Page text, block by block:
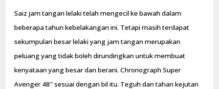
Saiz jam tangan lelaki telah mengecil ke bawah dalam
beberapa tahun kebelakangan ini. Tetapi masih terdapat
sekumpulan besar lelaki yang jam tangan merupakan
peluang yang tidak boleh dirundingkan untuk membuat
kenyataan yang besar dan berani. Chronograph Super
Avenger 48″ sesuai dengan bil itu. Teguh dan tahan kejutan